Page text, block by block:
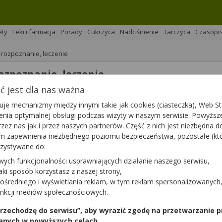
Leki i farmacja Porady Cukrzyca Nadciśnienie Tarczyca
leczenie
leczenie
XXI wieku. Jedną z poważniejszych
są objawy tej choroby? Czy łatwo ją rozpoznać? Jakie
serca?
Podziel się
jest dla nas ważna
mechanizmy między innymi takie jak cookies (ciasteczka), Web
optymalnej obsługi podczas wizyty w naszym serwisie.
nas jak i przez naszych partnerów. Część z nich jest niezbędna
zapewnienia niezbędnego poziomu bezpieczeństwa, pozostałe
do:
funkcjonalności usprawniających działanie naszego serwisu,
sposób korzystasz z naszej strony,
i wyświetlania reklam, w tym reklam spersonalizowanych,
mediów społecznościowych.
do serwisu”, aby wyrazić zgodę na przetwarzanie